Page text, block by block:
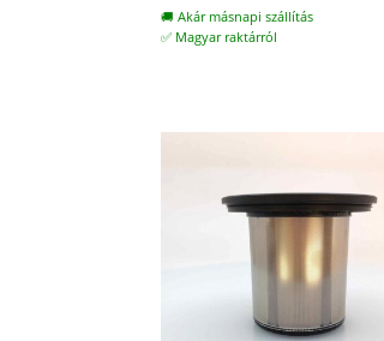
🚚 Akár másnapi szállítás
✅ Magyar raktárról